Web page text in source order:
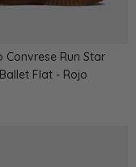
Convrese Run Star
Flat - Rojo